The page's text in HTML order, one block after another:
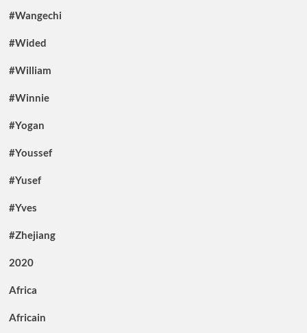
#Wangechi
#Wided
#William
#Winnie
#Yogan
#Youssef
#Yusef
#Yves
#Zhejiang
2020
Africa
Africain